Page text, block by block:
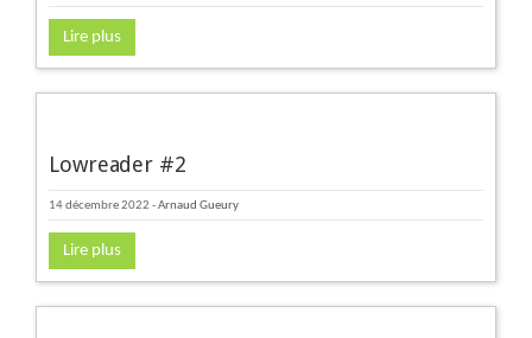
Lire plus
Lowreader #2
14 décembre 2022 -Arnaud Gueury
Lire plus